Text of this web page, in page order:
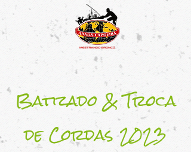
Batizado & Troca
de Cordas 2023